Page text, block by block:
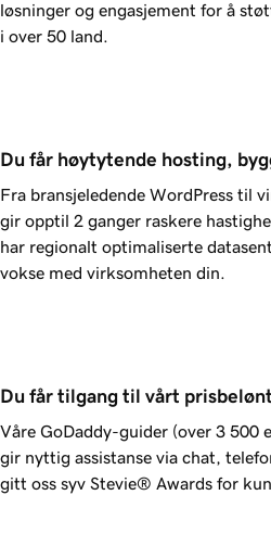
løsninger og engasjement for å
i over 50 land.
Du får høytytende hosting,
Fra bransjeledende WordPress til
gir opptil 2 ganger raskere
har regionalt optimaliserte
vokse med virksomheten din.
Du får tilgang til vårt
Våre GoDaddy-guider (over 3 500
gir nyttig assistanse via chat,
gitt oss syv Stevie® Awards for